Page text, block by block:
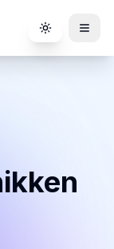
Toggle